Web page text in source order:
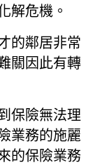
解危機。
的鄰居非常
關因此有轉
保險無法理
業務的施麗
的保險業務